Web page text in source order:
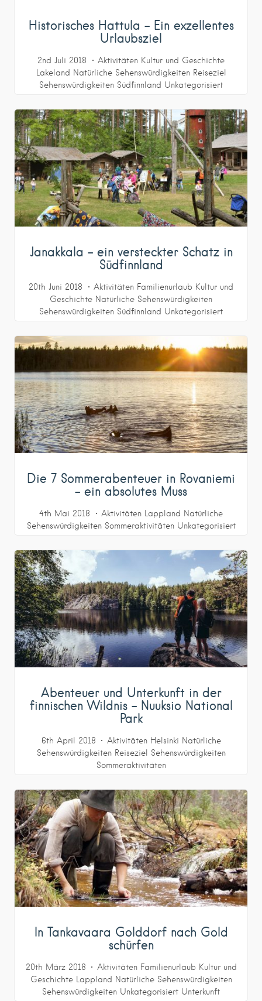
Historisches Hattula – Ein exzellentes
Urlaubsziel
2nd Juli 2018 Aktivitäten Kultur und Geschichte
Lakeland Natürliche Sehenswürdigkeiten Reiseziel
Sehenswürdigkeiten Südfinnland Unkategorisiert
Janakkala – ein versteckter Schatz in
Südfinnland
20th Juni 2018 Aktivitäten Familienurlaub Kultur und
Geschichte Natürliche Sehenswürdigkeiten
Sehenswürdigkeiten Südfinnland Unkategorisiert
Die 7 Sommerabenteuer in Rovaniemi
– ein absolutes Muss
4th Mai 2018 Aktivitäten Lappland Natürliche
Sehenswürdigkeiten Sommeraktivitäten Unkategorisiert
Abenteuer und Unterkunft in der
finnischen Wildnis – Nuuksio National
Park
6th April 2018 Aktivitäten Helsinki Natürliche
Sehenswürdigkeiten Reiseziel
Sehenswürdigkeiten
Sommeraktivitäten
In Tankavaara Golddorf nach Gold
schürfen
20th März 2018 Aktivitäten Familienurlaub Kultur und
Geschichte
Lappland Natürliche Sehenswürdigkeiten
Sehenswürdigkeiten Unkategorisiert Unterkunft